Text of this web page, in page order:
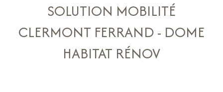
SOLUTION MOBILITÉ
CLERMONT FERRAND - DOME
HABITAT RÉNOV